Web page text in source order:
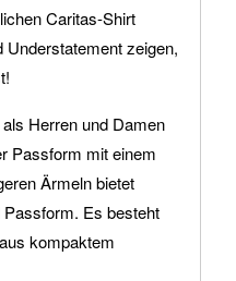
Caritas-Shirt
zeigen,
Herren und Damen
Passform mit einem
Ärmeln bietet
Es besteht
kompaktem